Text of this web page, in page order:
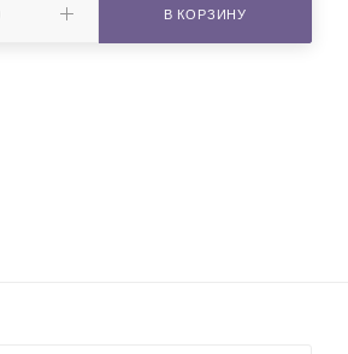
В КОРЗИНУ